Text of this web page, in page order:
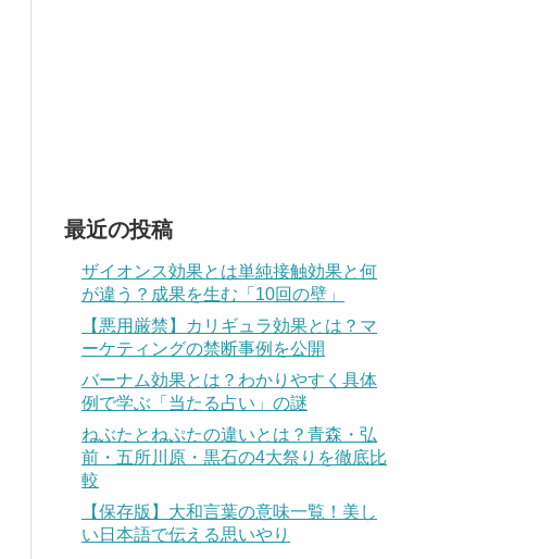
最近の投稿
ザイオンス効果とは単純接触効果と何
が違う？成果を生む「10回の壁」
【悪用厳禁】カリギュラ効果とは？マ
ーケティングの禁断事例を公開
バーナム効果とは？わかりやすく具体
例で学ぶ「当たる占い」の謎
ねぶたとねぷたの違いとは？青森・弘
前・五所川原・黒石の4大祭りを徹底比
較
【保存版】大和言葉の意味一覧！美し
い日本語で伝える思いやり